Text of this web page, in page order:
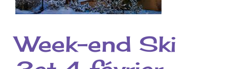
Week-end Ski